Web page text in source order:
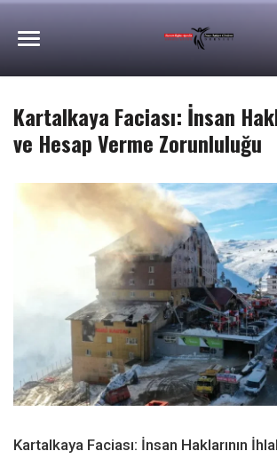
Kartalkaya Faciası: İnsan
ve Hesap Verme Zorunluluğu
Kartalkaya Faciası: İnsan Haklarının